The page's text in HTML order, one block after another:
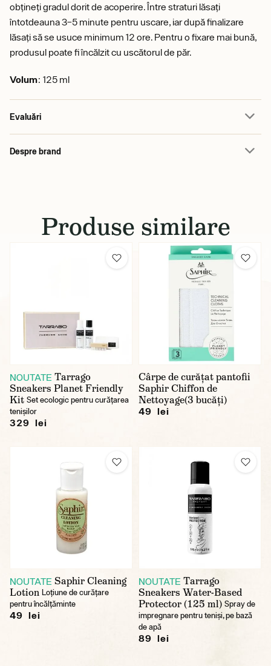
obțineți gradul dorit de acoperire. Între straturi lăsați
întotdeauna 3–5 minute pentru uscare, iar după finalizare
lăsați să se usuce minimum 12 ore. Pentru o fixare mai bună,
produsul poate fi încălzit cu uscătorul de păr.
Volum: 125 ml
Evaluări
Despre brand
Produse similare
NOUTATE Tarrago
Sneakers Planet Friendly
Kit Set ecologic pentru curățarea
tenișilor
329 lei
Cârpe de curățat pantofii
Saphir Chiffon de
Nettoyage(3 bucăți)
49 lei
NOUTATE Saphir Cleaning
Lotion Loțiune de curățare
pentru încălțăminte
49 lei
NOUTATE Tarrago
Sneakers Water-Based
Protector (125 ml) Spray de
impregnare pentru teniși, pe bază
de apă
89 lei